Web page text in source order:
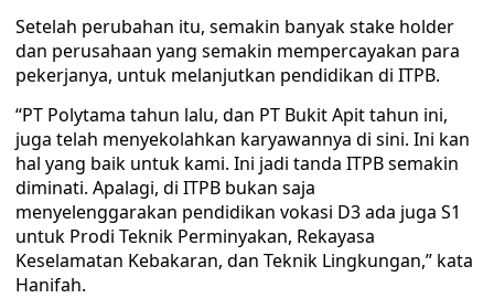
Setelah perubahan itu, semakin banyak stake holder
dan perusahaan yang semakin mempercayakan para
pekerjanya, untuk melanjutkan pendidikan di ITPB.
“PT Polytama tahun lalu, dan PT Bukit Apit tahun ini,
juga telah menyekolahkan karyawannya di sini. Ini kan
hal yang baik untuk kami. Ini jadi tanda ITPB semakin
diminati. Apalagi, di ITPB bukan saja
menyelenggarakan pendidikan vokasi D3 ada juga S1
untuk Prodi Teknik Perminyakan, Rekayasa
Keselamatan Kebakaran, dan Teknik Lingkungan,” kata
Hanifah.